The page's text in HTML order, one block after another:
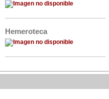
Hemeroteca